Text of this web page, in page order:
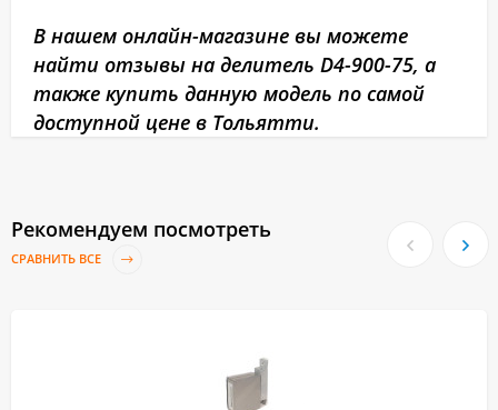
В нашем онлайн-магазине вы можете
найти отзывы на делитель D4-900-75, а
также купить данную модель по самой
доступной цене в Тольятти.
Рекомендуем посмотреть
СРАВНИТЬ ВСЕ